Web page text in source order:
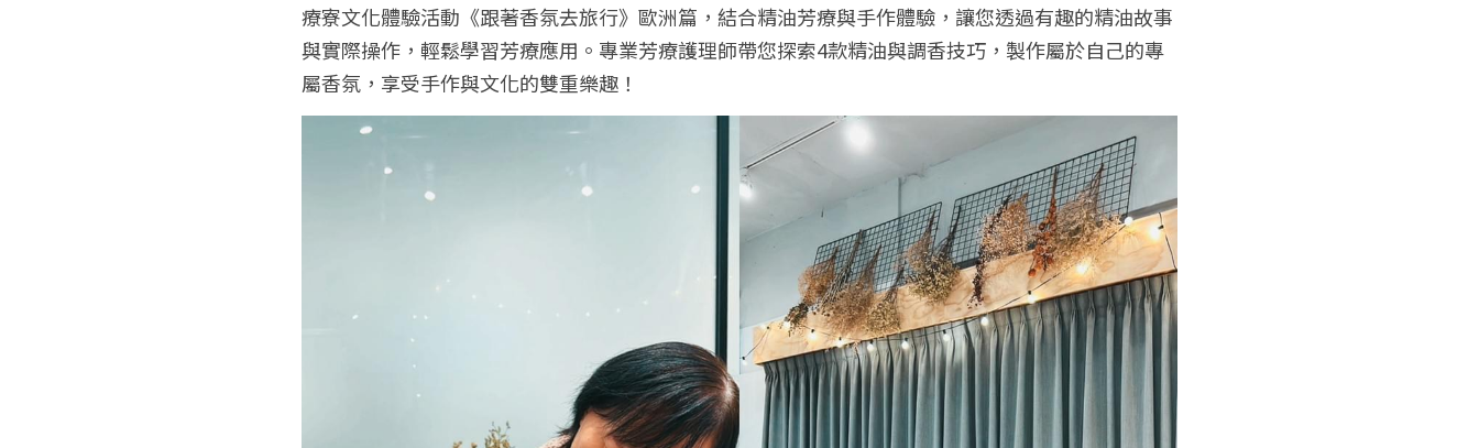
療寮文化體驗活動《跟著香氛去旅行》歐洲篇，結合精油芳療與手作體驗，讓您透過有趣的精油故事
與實際操作，輕鬆學習芳療應用。專業芳療護理師帶您探索4款精油與調香技巧，製作屬於自己的專
屬香氛，享受手作與文化的雙重樂趣！